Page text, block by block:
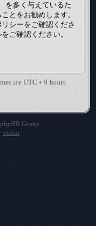
を多く与えているた
とをお勧めします。
シーをご確認くださ
ご確認ください。
are UTC + 9 hours
Group
ocean